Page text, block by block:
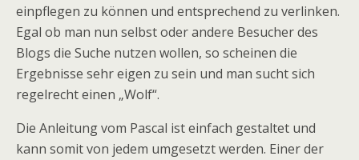
einpflegen zu können und entsprechend zu verlinken.
Egal ob man nun selbst oder andere Besucher des
Blogs die Suche nutzen wollen, so scheinen die
Ergebnisse sehr eigen zu sein und man sucht sich
regelrecht einen „Wolf“.
Die Anleitung vom Pascal ist einfach gestaltet und
kann somit von jedem umgesetzt werden. Einer der